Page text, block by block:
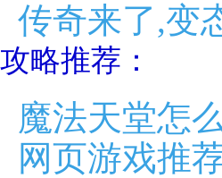
传奇来了,变
攻略推荐：
魔法天堂怎
网页游戏推